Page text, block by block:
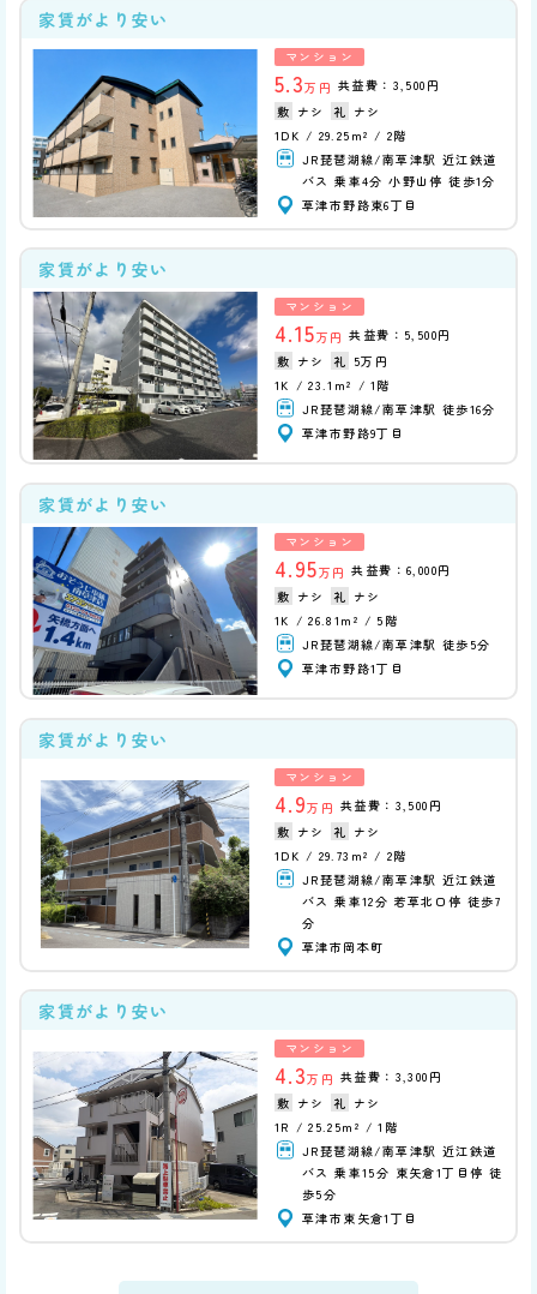
家賃がより安い
マンション
5.3万円 共益費：3,500円
ナシ
ナシ
1DK
29.25m²
2階
JR琵琶湖線/南草津駅 近江鉄道
バス 乗車4分 小野山停 徒歩1分
草津市野路東6丁目
家賃がより安い
マンション
4.15万円 共益費：5,500円
ナシ
5万円
1K
23.1m²
1階
JR琵琶湖線/南草津駅 徒歩16分
草津市野路9丁目
家賃がより安い
マンション
4.95万円 共益費：6,000円
ナシ
ナシ
1K
26.81m²
5階
JR琵琶湖線/南草津駅 徒歩5分
草津市野路1丁目
家賃がより安い
マンション
4.9万円 共益費：3,500円
ナシ
ナシ
1DK
29.73m²
2階
JR琵琶湖線/南草津駅 近江鉄道
バス 乗車12分 若草北口停 徒歩7
分
草津市岡本町
家賃がより安い
マンション
4.3万円 共益費：3,300円
ナシ
ナシ
1R
25.25m²
1階
JR琵琶湖線/南草津駅 近江鉄道
バス 乗車15分 東矢倉1丁目停 徒
歩5分
草津市東矢倉1丁目